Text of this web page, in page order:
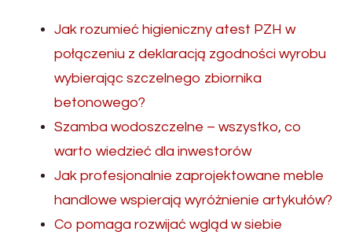
Jak rozumieć higieniczny atest PZH w
połączeniu z deklaracją zgodności wyrobu
wybierając szczelnego zbiornika
betonowego?
Szamba wodoszczelne – wszystko, co
warto wiedzieć dla inwestorów
Jak profesjonalnie zaprojektowane meble
handlowe wspierają wyróżnienie artykułów?
Co pomaga rozwijać wgląd w siebie